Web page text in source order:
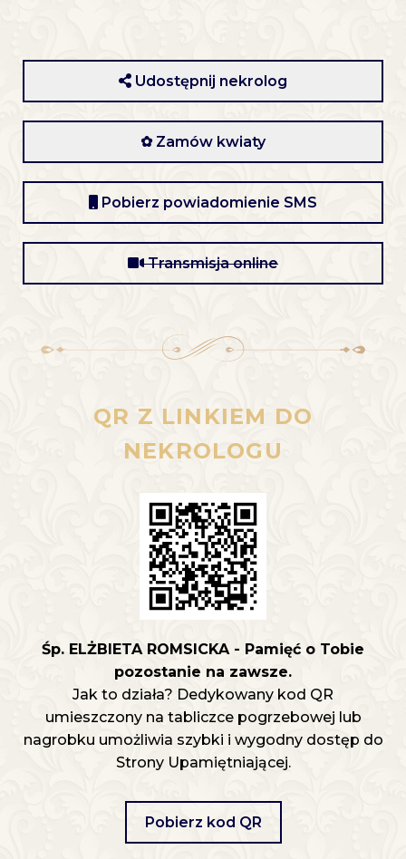
Udostępnij nekrolog
✿ Zamów kwiaty
Pobierz powiadomienie SMS
Transmisja online
QR Z LINKIEM DO
NEKROLOGU
Śp. ELŻBIETA ROMSICKA - Pamięć o Tobie
pozostanie na zawsze.
Jak to działa? Dedykowany kod QR
umieszczony na tabliczce pogrzebowej lub
nagrobku umożliwia szybki i wygodny dostęp do
Strony Upamiętniającej.
Pobierz kod QR